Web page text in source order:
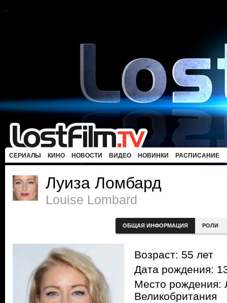
СЕРИАЛЫ КИНО НОВОСТИ ВИДЕО НОВИНКИ РАСПИСАНИЕ
Луиза Ломбард
Louise Lombard
ОБЩАЯ ИНФОРМАЦИЯ РОЛИ
Возраст: 55 лет
Дата рождения:
Место рождения:
Великобритания